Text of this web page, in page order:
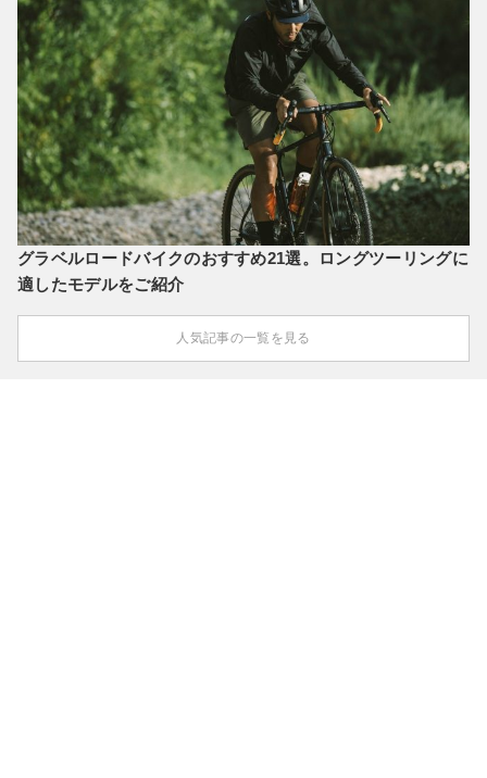
グラベルロードバイクのおすすめ21選。ロングツーリングに
適したモデルをご紹介
人気記事の一覧を見る